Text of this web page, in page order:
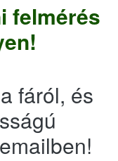
felmérés
fáról, és